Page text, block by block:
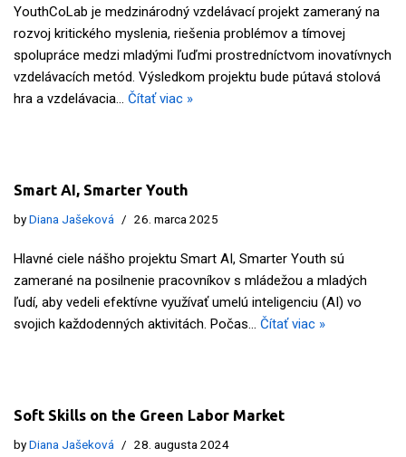
YouthCoLab je medzinárodný vzdelávací projekt zameraný na
rozvoj kritického myslenia, riešenia problémov a tímovej
spolupráce medzi mladými ľuďmi prostredníctvom inovatívnych
vzdelávacích metód. Výsledkom projektu bude pútavá stolová
hra a vzdelávacia… Čítať viac »
Smart AI, Smarter Youth
byDiana Jašeková 26. marca 2025
Hlavné ciele nášho projektu Smart AI, Smarter Youth sú
zamerané na posilnenie pracovníkov s mládežou a mladých
ľudí, aby vedeli efektívne využívať umelú inteligenciu (AI) vo
svojich každodenných aktivitách. Počas… Čítať viac »
Soft Skills on the Green Labor Market
byDiana Jašeková 28. augusta 2024